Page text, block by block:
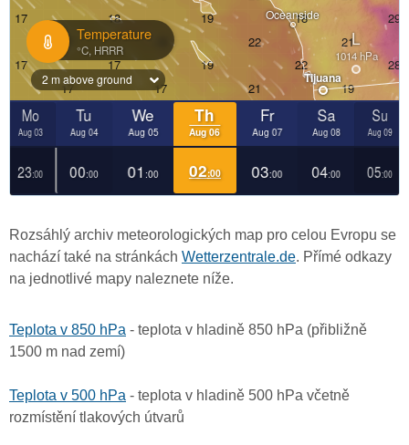
Rozsáhlý archiv meteorologických map pro celou Evropu se
nachází také na stránkách Wetterzentrale.de. Přímé odkazy
na jednotlivé mapy naleznete níže.
Teplota v 850 hPa - teplota v hladině 850 hPa (přibližně
1500 m nad zemí)
Teplota v 500 hPa - teplota v hladině 500 hPa včetně
rozmístění tlakových útvarů